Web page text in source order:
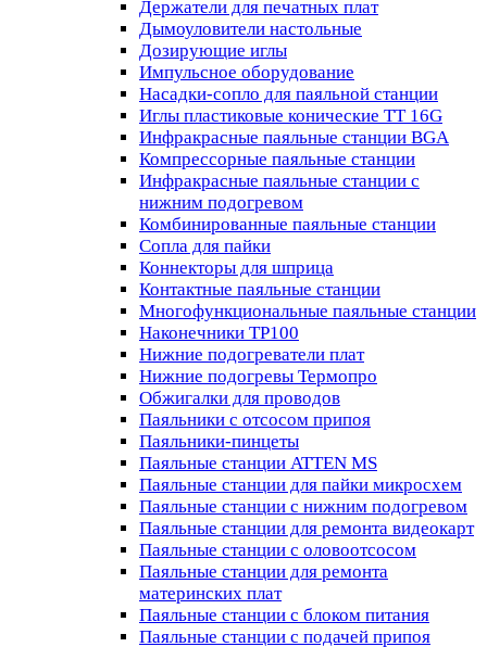
Держатели для печатных плат
Дымоуловители настольные
Дозирующие иглы
Импульсное оборудование
Насадки-сопло для паяльной станции
Иглы пластиковые конические TT 16G
Инфракрасные паяльные станции BGA
Компрессорные паяльные станции
Инфракрасные паяльные станции с
нижним подогревом
Комбинированные паяльные станции
Сопла для пайки
Коннекторы для шприца
Контактные паяльные станции
Многофункциональные паяльные станции
Наконечники TP100
Нижние подогреватели плат
Нижние подогревы Термопро
Обжигалки для проводов
Паяльники с отсосом припоя
Паяльники-пинцеты
Паяльные станции ATTEN MS
Паяльные станции для пайки микросхем
Паяльные станции с нижним подогревом
Паяльные станции для ремонта видеокарт
Паяльные станции с оловоотсосом
Паяльные станции для ремонта
материнских плат
Паяльные станции с блоком питания
Паяльные станции с подачей припоя